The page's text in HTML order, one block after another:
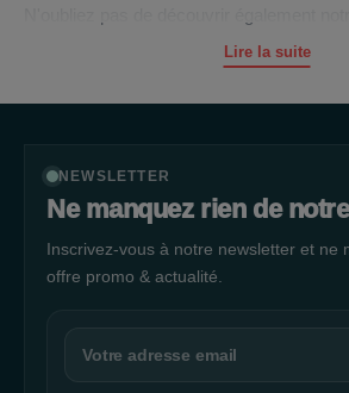
commercial, La Galerie Annemasse, en
une expérience shopping tout aussi
Lire la suite
NEWSLETTER
Ne manquez rien de
Inscrivez-vous à notre newsletter et ne
offre promo & actualité.